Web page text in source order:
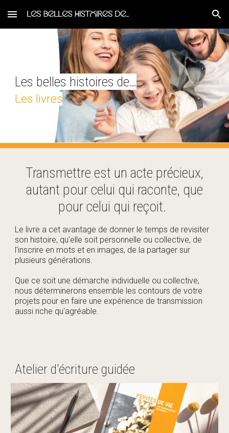
Skip to main content Skip to navigation
Les belles histoires de…
Les livres
Transmettre est un acte précieux,
autant pour celui qui raconte, que
pour celui qui reçoit.
Le livre a cet avantage de donner le temps de revisiter
son histoire, qu'elle soit personnelle ou collective, de
l'inscrire en mots et en images, de la partager sur
plusieurs générations.
Que ce soit une démarche individuelle ou collective,
nous déterminerons ensemble les contours de votre
projets pour en faire une expérience de transmission
aussi riche qu'agréable.
Atelier d'écriture guidée